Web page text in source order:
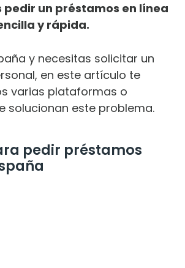
pedir un préstamos en línea
y rápida.
y necesitas solicitar un
en este artículo te
varias plataformas o
solucionan este problema.
pedir préstamos